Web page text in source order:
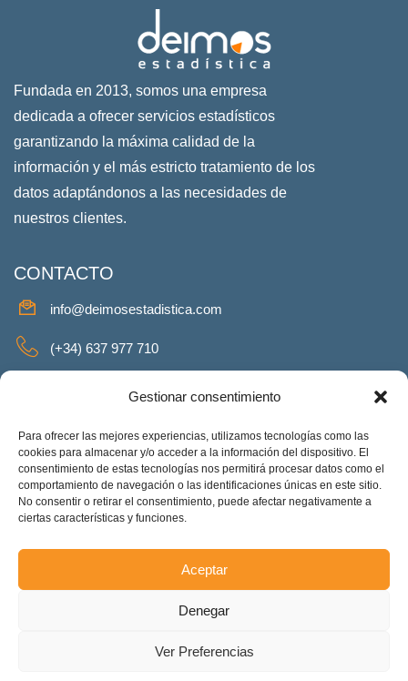
Gestionar consentimiento
Para ofrecer las mejores experiencias, utilizamos tecnologías como las
cookies para almacenar y/o acceder a la información del dispositivo. El
consentimiento de estas tecnologías nos permitirá procesar datos como el
comportamiento de navegación o las identificaciones únicas en este sitio.
No consentir o retirar el consentimiento, puede afectar negativamente a
ciertas características y funciones.
Aceptar
Denegar
Ver Preferencias
Fundada en 2013, somos una empresa
dedicada a ofrecer servicios estadísticos
garantizando la máxima calidad de la
información y el más estricto tratamiento de los
datos adaptándonos a las necesidades de
nuestros clientes.
CONTACTO
info@deimosestadistica.com
(+34) 637 977 710
REDES SOCIALES
Facebook Twitter
Deimos Estadística S.L. – ES-B90375460. Copyright © 2025.
Todos los derechos reservados.